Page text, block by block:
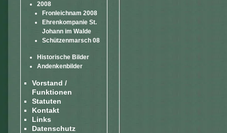
2008
Fronleichnam 2008
Ehrenkompanie St.
Johann im Walde
Schützenmarsch 08
Historische Bilder
Andenkenbilder
Vorstand /
Funktionen
Statuten
Kontakt
Links
Datenschutz